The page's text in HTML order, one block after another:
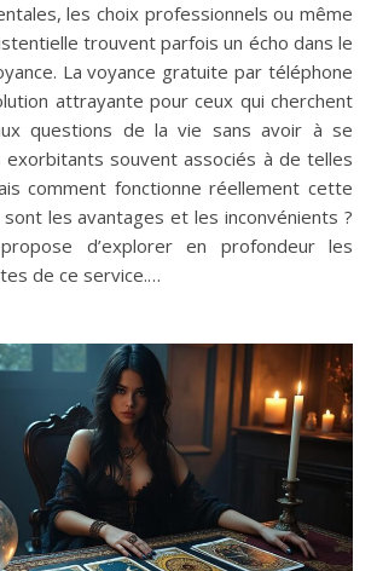
les choix professionnels ou même
trouvent parfois un écho dans le
La voyance gratuite par téléphone
attrayante pour ceux qui cherchent
questions de la vie sans avoir à se
exorbitants souvent associés à de telles
comment fonctionne réellement cette
les avantages et les inconvénients ?
d’explorer en profondeur les
de ce service.…